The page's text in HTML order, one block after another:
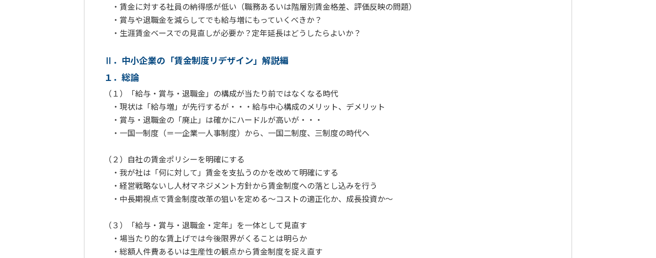
・賃金に対する社員の納得感が低い（職務あるいは階層別賃金格差、評価反映の問題）
・賞与や退職金を減らしてでも給与増にもっていくべきか？
・生涯賃金ベースでの見直しが必要か？定年延長はどうしたらよいか？
Ⅱ．中小企業の「賃金制度リデザイン」解説編
１．総論
（１）「給与・賞与・退職金」の構成が当たり前ではなくなる時代
・現状は「給与増」が先行するが・・・給与中心構成のメリット、デメリット
・賞与・退職金の「廃止」は確かにハードルが高いが・・・
・一国一制度（＝一企業一人事制度）から、一国二制度、三制度の時代へ
（２）自社の賃金ポリシーを明確にする
・我が社は「何に対して」賃金を支払うのかを改めて明確にする
・経営戦略ないし人材マネジメント方針から賃金制度への落とし込みを行う
・中長期視点で賃金制度改革の狙いを定める～コストの適正化か、成長投資か～
（３）「給与・賞与・退職金・定年」を一体として見直す
・場当たり的な賃上げでは今後限界がくることは明らか
・総額人件費あるいは生産性の観点から賃金制度を捉え直す